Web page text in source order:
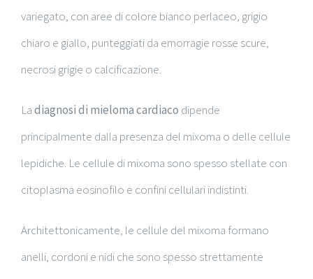
variegato, con aree di colore bianco perlaceo, grigio
chiaro e giallo, punteggiati da emorragie rosse scure,
necrosi grigie o calcificazione.
Ladiagnosi di mieloma cardiaco dipende
principalmente dalla presenza del mixoma o delle cellule
lepidiche. Le cellule di mixoma sono spesso stellate con
citoplasma eosinofilo e confini cellulari indistinti.
Architettonicamente, le cellule del mixoma formano
anelli, cordoni e nidi che sono spesso strettamente